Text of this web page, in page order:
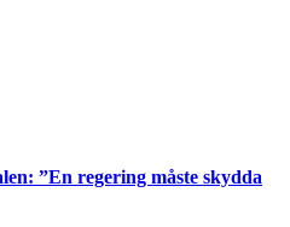
”En regering måste skydda